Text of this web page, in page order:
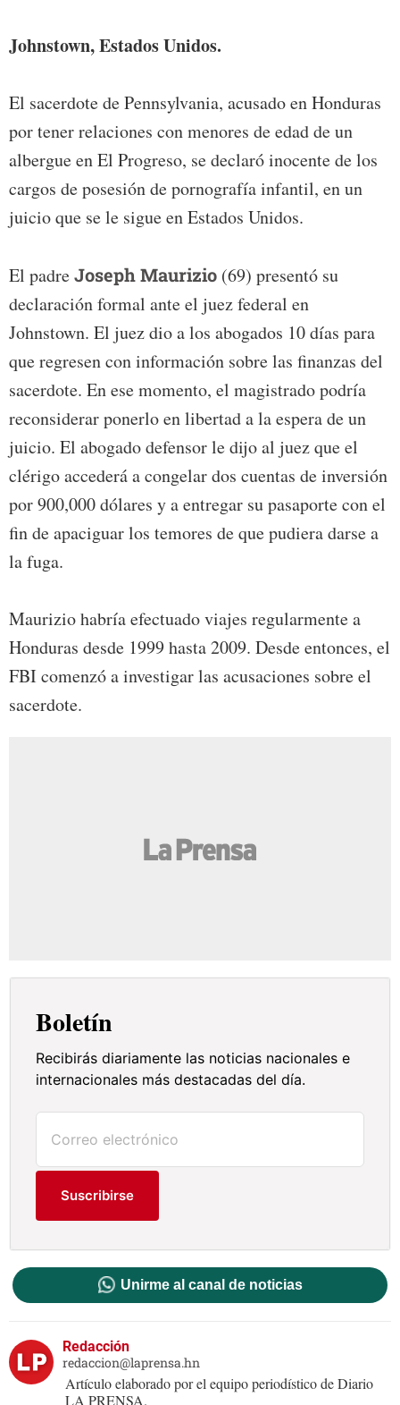
Johnstown, Estados Unidos.
El sacerdote de Pennsylvania, acusado en Honduras
por tener relaciones con menores de edad de un
albergue en El Progreso, se declaró inocente de los
cargos de posesión de pornografía infantil, en un
juicio que se le sigue en Estados Unidos.
El padreJoseph Maurizio (69) presentó su
declaración formal ante el juez federal en
Johnstown. El juez dio a los abogados 10 días para
que regresen con información sobre las finanzas del
sacerdote. En ese momento, el magistrado podría
reconsiderar ponerlo en libertad a la espera de un
juicio. El abogado defensor le dijo al juez que el
clérigo accederá a congelar dos cuentas de inversión
por 900,000 dólares y a entregar su pasaporte con el
fin de apaciguar los temores de que pudiera darse a
la fuga.
Maurizio habría efectuado viajes regularmente a
Honduras desde 1999 hasta 2009. Desde entonces, el
FBI comenzó a investigar las acusaciones sobre el
sacerdote.
Boletín
Recibirás diariamente las noticias nacionales e
internacionales más destacadas del día.
Suscribirse
Unirme al canal de noticias
Redacción
redaccion@laprensa.hn
Artículo elaborado por el equipo periodístico de Diario
LA PRENSA.